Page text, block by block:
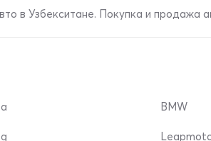
в Узбекситане. Покупка и продажа
BMW